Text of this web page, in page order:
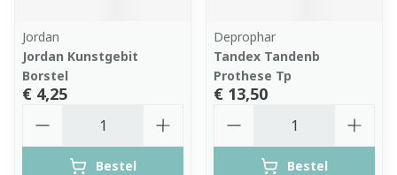
Jordan
Jordan Kunstgebit
Borstel
€ 4,25
Bestel
Deprophar
Tandex Tandenb
Prothese Tp
€ 13,50
Bestel